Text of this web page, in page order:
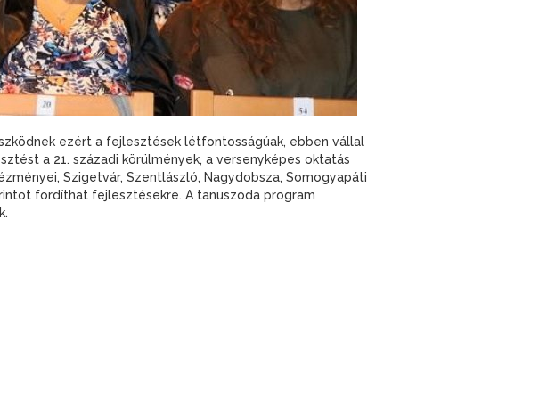
ezért a fejlesztések létfontosságúak, ebben vállal
a 21. századi körülmények, a versenyképes oktatás
Szigetvár, Szentlászló, Nagydobsza, Somogyapáti
fordíthat fejlesztésekre. A tanuszoda program